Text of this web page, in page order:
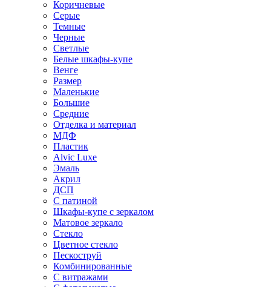
Коричневые
Серые
Темные
Черные
Светлые
Белые шкафы-купе
Венге
Размер
Маленькие
Большие
Средние
Отделка и материал
МДФ
Пластик
Alvic Luxe
Эмаль
Акрил
ДСП
С патиной
Шкафы-купе с зеркалом
Матовое зеркало
Стекло
Цветное стекло
Пескоструй
Комбинированные
С витражами